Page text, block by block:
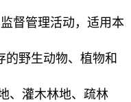
督管理活动，适用本
野生动物、植物和
、灌木林地、疏林